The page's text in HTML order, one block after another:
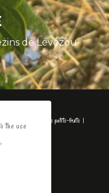
de Lévézou
D’UN CHOIX
Les petits-fruits
the use